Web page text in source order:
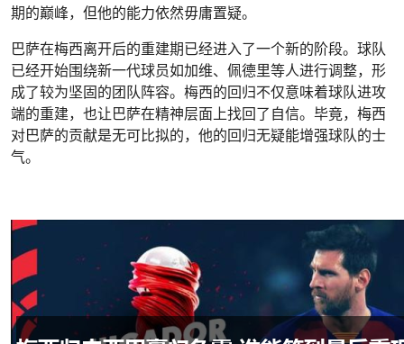
期的巅峰，但他的能力依然毋庸置疑。
巴萨在梅西离开后的重建期已经进入了一个新的阶段。球队
已经开始围绕新一代球员如加维、佩德里等人进行调整，形
成了较为坚固的团队阵容。梅西的回归不仅意味着球队进攻
端的重建，也让巴萨在精神层面上找回了自信。毕竟，梅西
对巴萨的贡献是无可比拟的，他的回归无疑能增强球队的士
气。